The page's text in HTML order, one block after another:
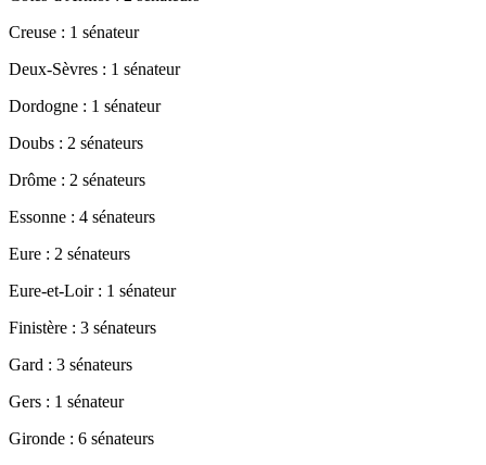
Creuse : 1 sénateur
Deux-Sèvres : 1 sénateur
Dordogne : 1 sénateur
Doubs : 2 sénateurs
Drôme : 2 sénateurs
Essonne : 4 sénateurs
Eure : 2 sénateurs
Eure-et-Loir : 1 sénateur
Finistère : 3 sénateurs
Gard : 3 sénateurs
Gers : 1 sénateur
Gironde : 6 sénateurs